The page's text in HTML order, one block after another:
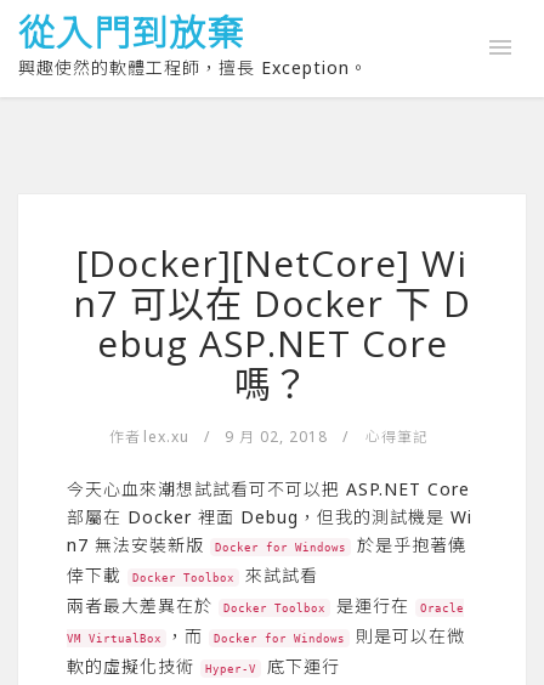
從入門到放棄
興趣使然的軟體工程師，擅長 Exception。
[Docker][NetCore] Wi
n7 可以在 Docker 下 D
ebug ASP.NET Core
嗎？
作者 lex.xu / 9 月 02, 2018 / 心得筆記
今天心血來潮想試試看可不可以把 ASP.NET Core
部屬在 Docker 裡面 Debug，但我的測試機是 Wi
n7 無法安裝新版
Docker for Windows
於是乎抱著僥
倖下載
Docker Toolbox
來試試看
兩者最大差異在於
Docker Toolbox 是運行在 Oracle
VM VirtualBox ，而 Docker for Windows
則是可以在微
軟的虛擬化技術
Hyper-V 底下運行